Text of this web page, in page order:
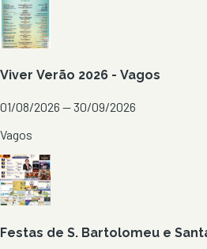
Viver Verão 2026 - Vagos
01/08/2026 — 30/09/2026
Vagos
Festas de S. Bartolomeu e